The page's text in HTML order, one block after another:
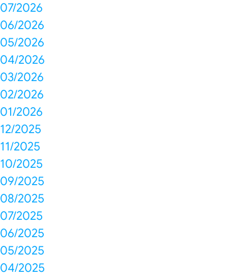
07/2026
06/2026
05/2026
04/2026
03/2026
02/2026
01/2026
12/2025
11/2025
10/2025
09/2025
08/2025
07/2025
06/2025
05/2025
04/2025